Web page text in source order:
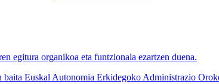
egitura organikoa eta funtzionala ezartzen duena.
Euskal Autonomia Erkidegoko Administrazio